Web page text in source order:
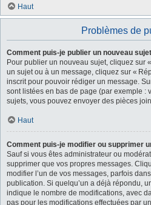
Haut
Problèmes de
Comment puis-je publier un nouveau
Pour publier un nouveau sujet, cliquez sur
un sujet ou à un message, cliquez sur «
inscrit pour pouvoir rédiger un message.
sont listées en bas de page (par exemple :
sujets, vous pouvez envoyer des pièces
Haut
Comment puis-je modifier ou supprimer
Sauf si vous êtes administrateur ou
supprimer que vos propres messages.
modifier l’un de vos messages, parfois
publication. Si quelqu’un a déjà répondu,
indique le nombre de modifications, avec
pas pour les modifications effectuées par